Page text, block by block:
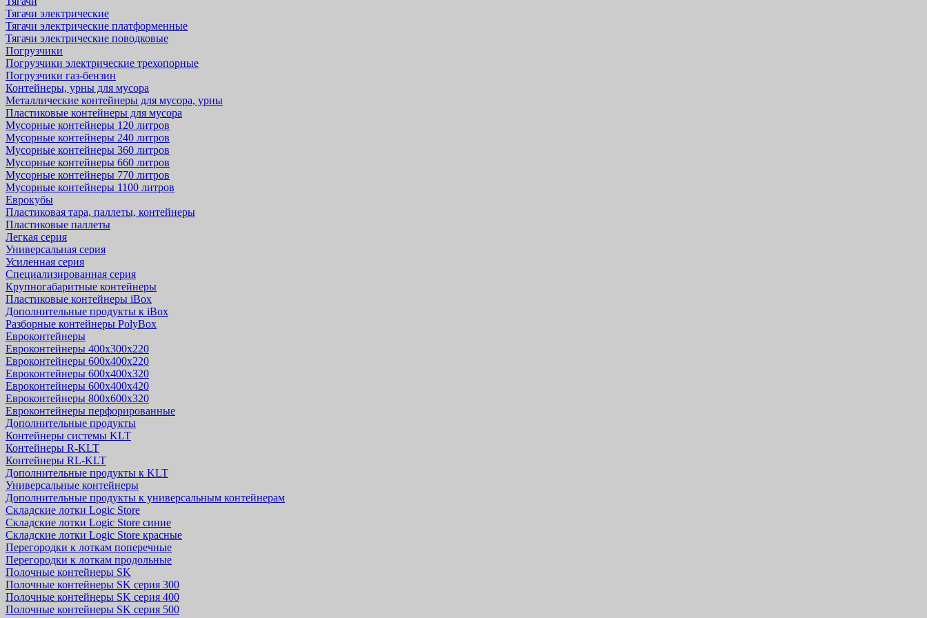
Тягачи электрические
Тягачи электрические платформенные
Тягачи электрические поводковые
Погрузчики
Погрузчики электрические трехопорные
Погрузчики газ-бензин
Контейнеры, урны для мусора
Металлические контейнеры для мусора, урны
Пластиковые контейнеры для мусора
Мусорные контейнеры 120 литров
Мусорные контейнеры 240 литров
Мусорные контейнеры 360 литров
Мусорные контейнеры 660 литров
Мусорные контейнеры 770 литров
Мусорные контейнеры 1100 литров
Еврокубы
Пластиковая тара, паллеты, контейнеры
Пластиковые паллеты
Легкая серия
Универсальная серия
Усиленная серия
Специализированная серия
Крупногабаритные контейнеры
Пластиковые контейнеры iBox
Дополнительные продукты к iBox
Разборные контейнеры PolyBox
Евроконтейнеры
Евроконтейнеры 400х300х220
Евроконтейнеры 600х400х220
Евроконтейнеры 600х400х320
Евроконтейнеры 600х400х420
Евроконтейнеры 800х600х320
Евроконтейнеры перфорированные
Дополнительные продукты
Контейнеры системы KLT
Контейнеры R-KLT
Контейнеры RL-KLT
Дополнительные продукты к KLT
Универсальные контейнеры
Дополнительные продукты к универсальным контейнерам
Складские лотки Logic Store
Складские лотки Logic Store синие
Складские лотки Logic Store красные
Перегородки к лоткам поперечные
Перегородки к лоткам продольные
Полочные контейнеры SK
Полочные контейнеры SK серия 300
Полочные контейнеры SK серия 400
Полочные контейнеры SK серия 500